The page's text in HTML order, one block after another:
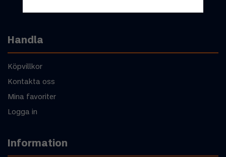
Handla
Köpvillkor
Kontakta oss
Mina favoriter
Logga in
Information